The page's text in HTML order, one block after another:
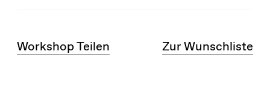
Workshop Teilen Zur Wunschliste